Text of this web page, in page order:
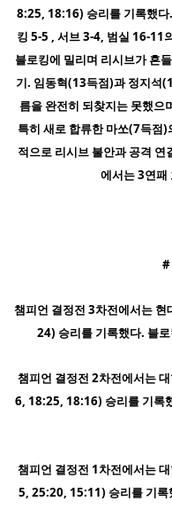
8:25, 18:16) 승리를 기록했다
킹 5-5 , 서브 3-4, 범실 16-11
블로킹에 밀리며 리시브가 흔
기. 임동혁(13득점)과 정지석
름을 완전히 되찾지는 못했으
특히 새로 합류한 마쏘(7득점
적으로 리시브 불안과 공격
에서는 3연패
#
챔피언 결정전 3차전에서는
24) 승리를 기록했다. 블
챔피언 결정전 2차전에서는
6, 18:25, 18:16) 승리를 기록
챔피언 결정전 1차전에서는
5, 25:20, 15:11) 승리를 기록